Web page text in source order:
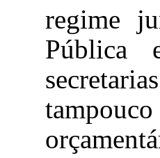
regime
Pública